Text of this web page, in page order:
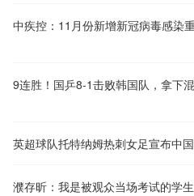
濮存昕：我是被观众当场考试的学生